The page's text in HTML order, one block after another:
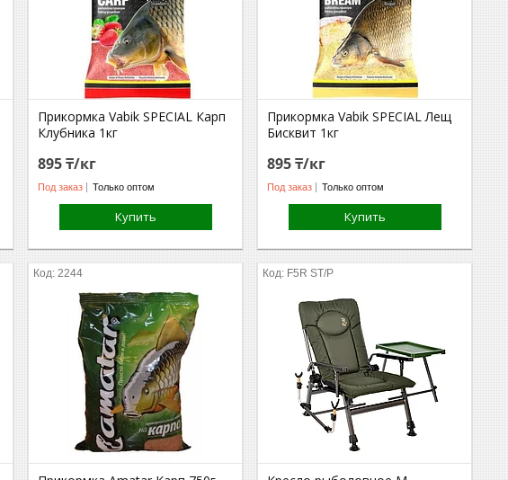
Прикормка Vabik SPECIAL Карп
Клубника 1кг
895 ₸/кг
Под заказ Только оптом
Купить
Прикормка Vabik SPECIAL Лещ
Бисквит 1кг
895 ₸/кг
Под заказ Только оптом
Купить
2244 F5R ST/P